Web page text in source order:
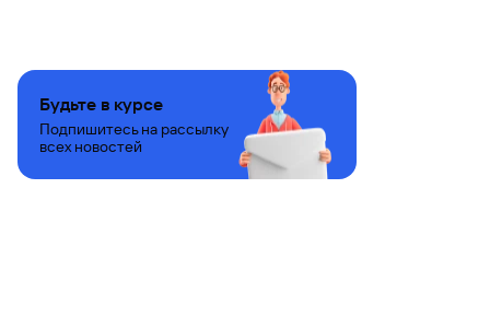
Будьте в курсе
Подпишитесь на рассылку
всех новостей